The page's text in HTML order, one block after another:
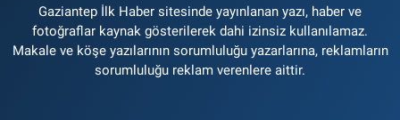
Gaziantep İlk Haber sitesinde yayınlanan yazı, haber ve
fotoğraflar kaynak gösterilerek dahi izinsiz kullanılamaz.
Makale ve köşe yazılarının sorumluluğu yazarlarına, reklamların
sorumluluğu reklam verenlere aittir.